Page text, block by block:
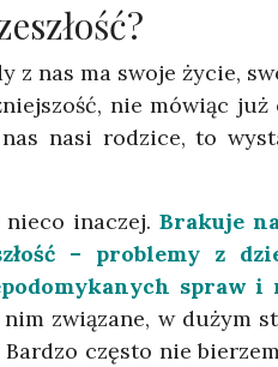
z nas ma swoje życie,
nie mówiąc
nasi rodzice, to
nieco inaczej. Brakuje
– problemy z
spraw i
związane, w dużym
często nie